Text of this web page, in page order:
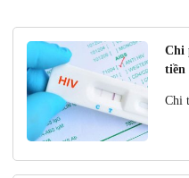
Chi
tiền
Chi